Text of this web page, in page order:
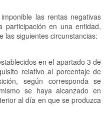
las rentas negativas
participación en una entidad,
las siguientes circunstancias:
en el apartado 3 de
relativo al porcentaje de
según corresponda se
se haya alcanzado en
al día en que se produzca